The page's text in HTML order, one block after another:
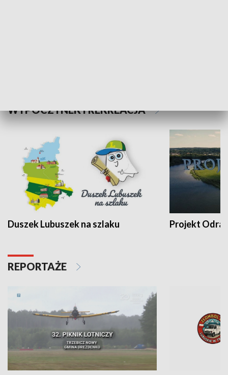
WYPOCZYNEK I REKREACJA
Duszek Lubuszek na szlaku Projekt Odra
REPORTAŻE